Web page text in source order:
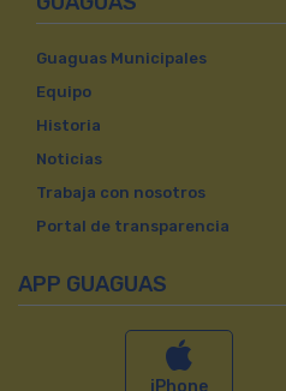
Guaguas Municipales
Equipo
Historia
Noticias
Trabaja con nosotros
Portal de transparencia
APP GUAGUAS
iPhone